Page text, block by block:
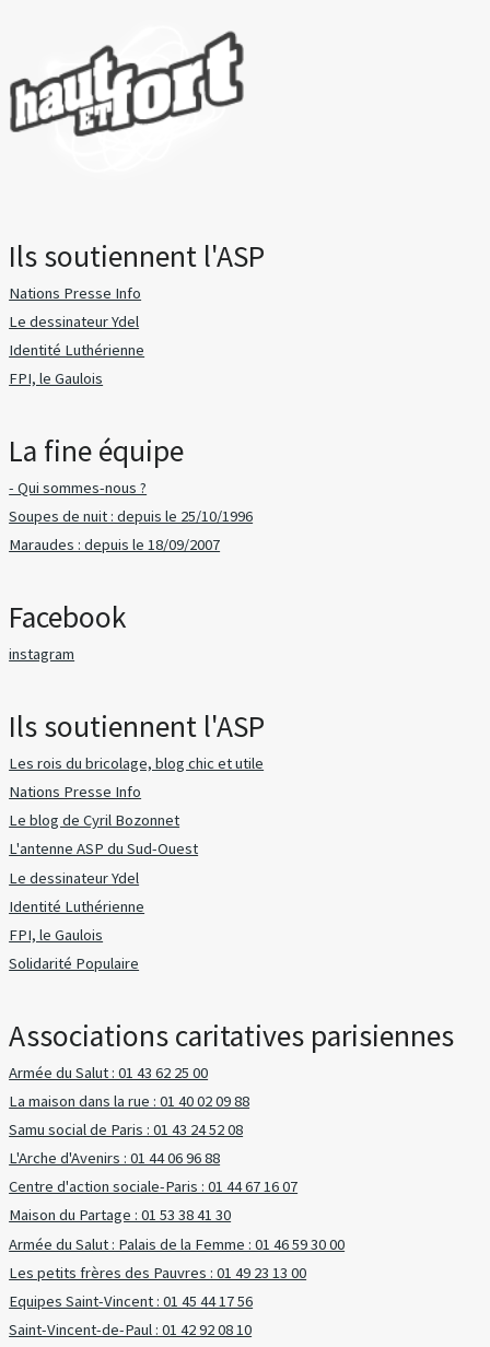
Ils soutiennent l'ASP
Nations Presse Info
Le dessinateur Ydel
Identité Luthérienne
FPI, le Gaulois
La fine équipe
- Qui sommes-nous ?
Soupes de nuit : depuis le 25/10/1996
Maraudes : depuis le 18/09/2007
Facebook
instagram
Ils soutiennent l'ASP
Les rois du bricolage, blog chic et utile
Nations Presse Info
Le blog de Cyril Bozonnet
L'antenne ASP du Sud-Ouest
Le dessinateur Ydel
Identité Luthérienne
FPI, le Gaulois
Solidarité Populaire
Associations caritatives parisiennes
Armée du Salut : 01 43 62 25 00
La maison dans la rue : 01 40 02 09 88
Samu social de Paris : 01 43 24 52 08
L'Arche d'Avenirs : 01 44 06 96 88
Centre d'action sociale-Paris : 01 44 67 16 07
Maison du Partage : 01 53 38 41 30
Armée du Salut : Palais de la Femme : 01 46 59 30 00
Les petits frères des Pauvres : 01 49 23 13 00
Equipes Saint-Vincent : 01 45 44 17 56
Saint-Vincent-de-Paul : 01 42 92 08 10